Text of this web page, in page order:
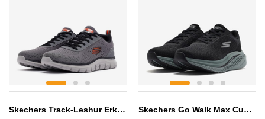
Skechers Track-Leshur Erkek Sneaker Skechers Go Walk Max Cushioning Arch Fit-Jonah Erkek Sneaker